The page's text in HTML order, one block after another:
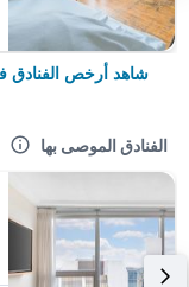
شاهد أرخص الفنادق
الفنادق الموصى بها